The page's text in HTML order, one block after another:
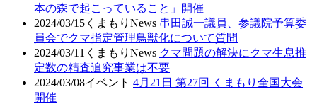
本の森で起こっていること」開催
2024/03/15 くまもりNews 串田誠一議員、参議院予算委
員会でクマ指定管理鳥獣化について質問
2024/03/11 くまもりNews クマ問題の解決にクマ生息推
定数の精査追究事業は不要
2024/03/08イベント 4月21日 第27回 くまもり全国大会
開催